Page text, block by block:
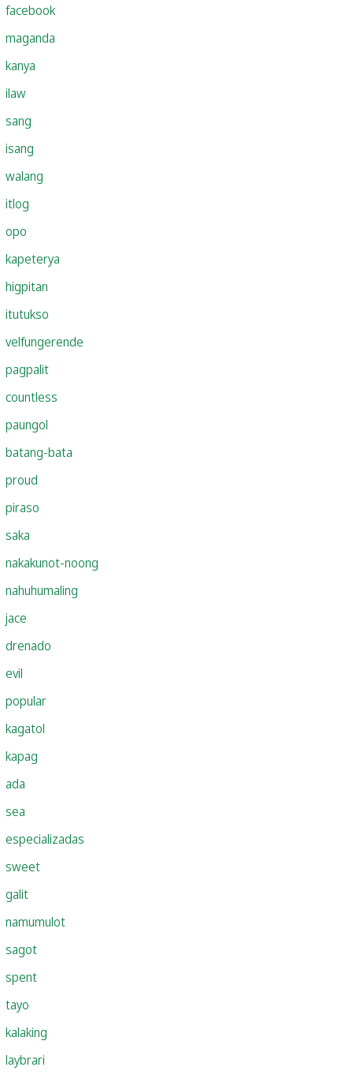
facebook
maganda
kanya
ilaw
sang
isang
walang
itlog
opo
kapeterya
higpitan
itutukso
velfungerende
pagpalit
countless
paungol
batang-bata
proud
piraso
saka
nakakunot-noong
nahuhumaling
jace
drenado
evil
popular
kagatol
kapag
ada
sea
especializadas
sweet
galit
namumulot
sagot
spent
tayo
kalaking
laybrari